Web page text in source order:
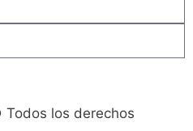
Todos los derechos